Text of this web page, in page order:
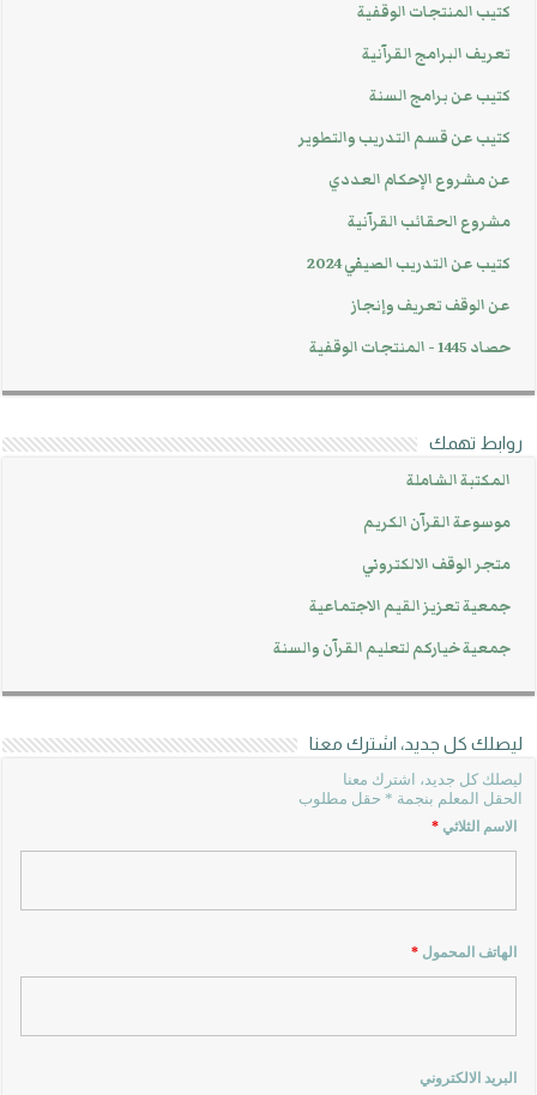
كتيب المنتجات الوقفية
تعريف البرامج القرآنية
كتيب عن برامج السنة
كتيب عن قسم التدريب والتطوير
عن مشروع الإحكام العددي
مشروع الحقائب القرآنية
كتيب عن التدريب الصيفي 2024
عن الوقف تعريف وإنجاز
حصاد 1445 - المنتجات الوقفية
روابط تهمك
المكتبة الشاملة
موسوعة القرآن الكريم
متجر الوقف الالكتروني
جمعية تعزيز القيم الاجتماعية
جمعية خياركم لتعليم القرآن والسنة
ليصلك كل جديد، اشترك معنا
ليصلك كل جديد، اشترك معنا
الحقل المعلم بنجمة * حقل مطلوب
الاسم الثلاثي*
الهاتف المحمول*
البريد الالكتروني